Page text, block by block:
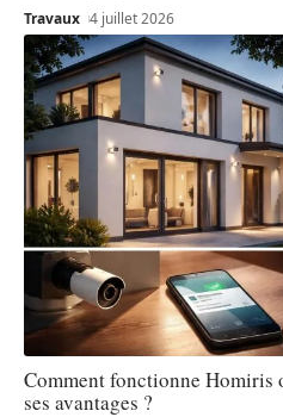
Travaux 4 juillet 2026
Comment fonctionne Homiris
ses avantages ?